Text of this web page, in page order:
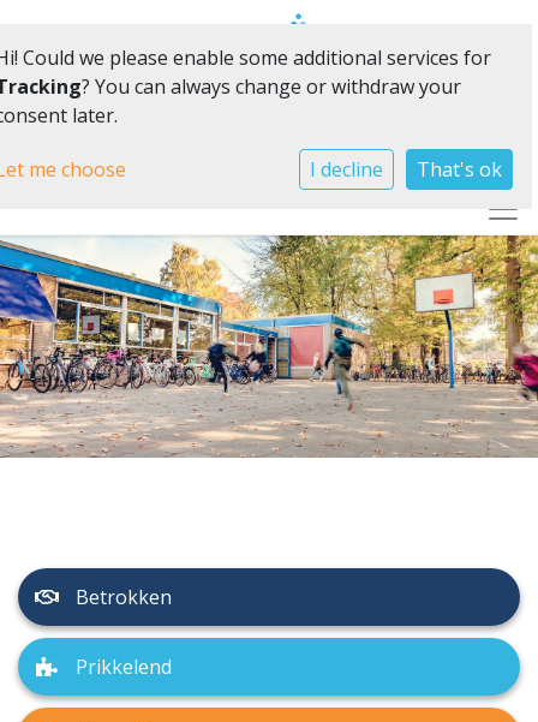
Vol vertrouwen samen in ontwikkeling
Betrokken
Prikkelend
Could we please enable some additional services for
? You can always change or withdraw your
later.
me choose I decline That's ok